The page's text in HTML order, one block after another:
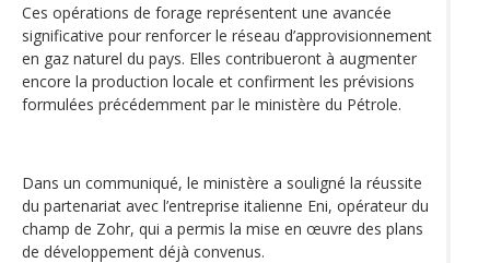
Ces opérations de forage représentent une avancée
significative pour renforcer le réseau d’approvisionnement
en gaz naturel du pays. Elles contribueront à augmenter
encore la production locale et confirment les prévisions
formulées précédemment par le ministère du Pétrole.
Dans un communiqué, le ministère a souligné la réussite
du partenariat avec l’entreprise italienne Eni, opérateur du
champ de Zohr, qui a permis la mise en œuvre des plans
de développement déjà convenus.